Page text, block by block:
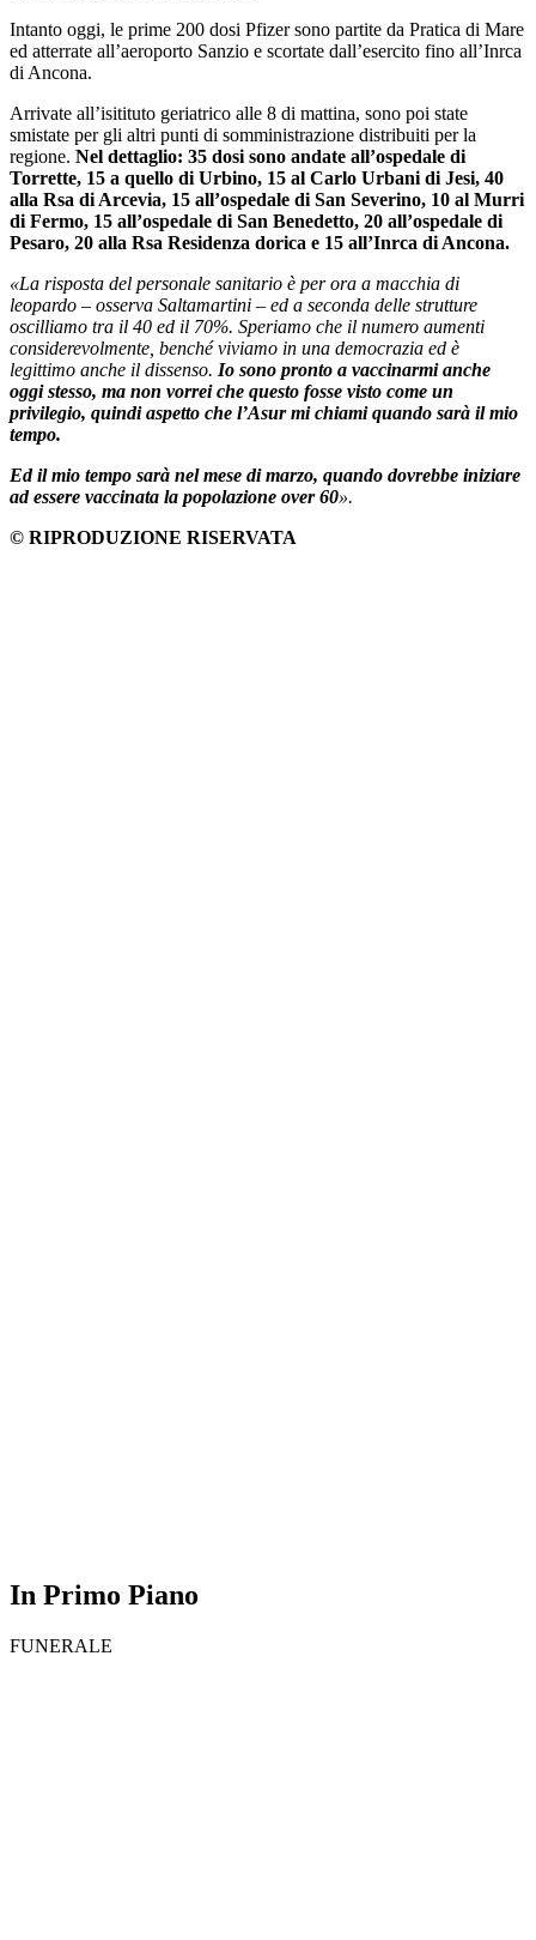
Intanto oggi, le prime 200 dosi Pfizer sono partite da Pratica di Mare
ed atterrate all’aeroporto Sanzio e scortate dall’esercito fino all’Inrca
di Ancona.
Arrivate all’isitituto geriatrico alle 8 di mattina, sono poi state
smistate per gli altri punti di somministrazione distribuiti per la
regione. Nel dettaglio: 35 dosi sono andate all’ospedale di
Torrette, 15 a quello di Urbino, 15 al Carlo Urbani di Jesi, 40
alla Rsa di Arcevia, 15 all’ospedale di San Severino, 10 al Murri
di Fermo, 15 all’ospedale di San Benedetto, 20 all’ospedale di
Pesaro, 20 alla Rsa Residenza dorica e 15 all’Inrca di Ancona.
«La risposta del personale sanitario è per ora a macchia di
leopardo – osserva Saltamartini – ed a seconda delle strutture
oscilliamo tra il 40 ed il 70%. Speriamo che il numero aumenti
considerevolmente, benché viviamo in una democrazia ed è
legittimo anche il dissenso. Io sono pronto a vaccinarmi anche
oggi stesso, ma non vorrei che questo fosse visto come un
privilegio, quindi aspetto che l’Asur mi chiami quando sarà il mio
tempo.
Ed il mio tempo sarà nel mese di marzo, quando dovrebbe iniziare
ad essere vaccinata la popolazione over 60».
© RIPRODUZIONE RISERVATA
In Primo Piano
FUNERALE